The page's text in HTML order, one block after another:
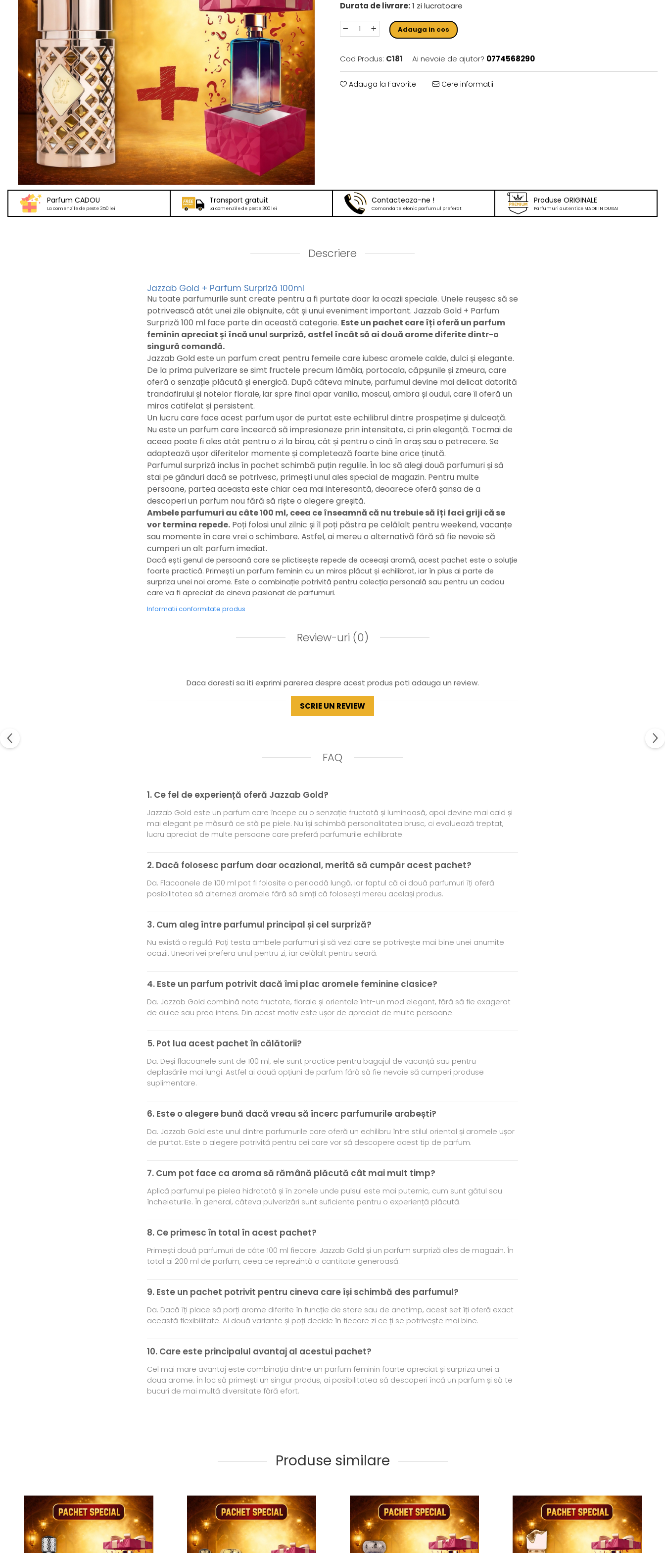
Durata de livrare:1 zi lucratoare
Adauga in cos
Cod Produs: C181 Ai nevoie de ajutor? 0774568290
Adauga la Favorite Cere informatii
Parfum CADOU
La comenzile de peste 350 lei
Transport gratuit
La comenzile de peste 300 lei
Contacteaza-ne !
Comanda telefonic parfumul preferat
Produse ORIGINALE
Parfumuri autentice MADE IN DUBAI
Descriere
Jazzab Gold + Parfum Surpriză 100ml
Nu toate parfumurile sunt create pentru a fi purtate doar la ocazii speciale. Unele reușesc să se
potrivească atât unei zile obișnuite, cât și unui eveniment important. Jazzab Gold + Parfum
Surpriză 100 ml face parte din această categorie. Este un pachet care îți oferă un parfum
feminin apreciat și încă unul surpriză, astfel încât să ai două arome diferite dintr-o
singură comandă.
Jazzab Gold este un parfum creat pentru femeile care iubesc aromele calde, dulci și elegante.
De la prima pulverizare se simt fructele precum lămâia, portocala, căpșunile și zmeura, care
oferă o senzație plăcută și energică. După câteva minute, parfumul devine mai delicat datorită
trandafirului și notelor florale, iar spre final apar vanilia, moscul, ambra și oudul, care îi oferă un
miros catifelat și persistent.
Un lucru care face acest parfum ușor de purtat este echilibrul dintre prospețime și dulceață.
Nu este un parfum care încearcă să impresioneze prin intensitate, ci prin eleganță. Tocmai de
aceea poate fi ales atât pentru o zi la birou, cât și pentru o cină în oraș sau o petrecere. Se
adaptează ușor diferitelor momente și completează foarte bine orice ținută.
Parfumul surpriză inclus în pachet schimbă puțin regulile. În loc să alegi două parfumuri și să
stai pe gânduri dacă se potrivesc, primești unul ales special de magazin. Pentru multe
persoane, partea aceasta este chiar cea mai interesantă, deoarece oferă șansa de a
descoperi un parfum nou fără să riște o alegere greșită.
Ambele parfumuri au câte 100 ml, ceea ce înseamnă că nu trebuie să îți faci griji că se
vor termina repede. Poți folosi unul zilnic și îl poți păstra pe celălalt pentru weekend, vacanțe
sau momente în care vrei o schimbare. Astfel, ai mereu o alternativă fără să fie nevoie să
cumperi un alt parfum imediat.
Dacă ești genul de persoană care se plictisește repede de aceeași aromă, acest pachet este o soluție
foarte practică. Primești un parfum feminin cu un miros plăcut și echilibrat, iar în plus ai parte de
surpriza unei noi arome. Este o combinație potrivită pentru colecția personală sau pentru un cadou
care va fi apreciat de cineva pasionat de parfumuri.
Informatii conformitate produs
Review-uri (0)
Daca doresti sa iti exprimi parerea despre acest produs poti adauga un review.
SCRIE UN REVIEW
FAQ
1. Ce fel de experiență oferă Jazzab Gold?
Jazzab Gold este un parfum care începe cu o senzație fructată și luminoasă, apoi devine mai cald și
mai elegant pe măsură ce stă pe piele. Nu își schimbă personalitatea brusc, ci evoluează treptat,
lucru apreciat de multe persoane care preferă parfumurile echilibrate.
2. Dacă folosesc parfum doar ocazional, merită să cumpăr acest pachet?
Da. Flacoanele de 100 ml pot fi folosite o perioadă lungă, iar faptul că ai două parfumuri îți oferă
posibilitatea să alternezi aromele fără să simți că folosești mereu același produs.
3. Cum aleg între parfumul principal și cel surpriză?
Nu există o regulă. Poți testa ambele parfumuri și să vezi care se potrivește mai bine unei anumite
ocazii. Uneori vei prefera unul pentru zi, iar celălalt pentru seară.
4. Este un parfum potrivit dacă îmi plac aromele feminine clasice?
Da. Jazzab Gold combină note fructate, florale și orientale într-un mod elegant, fără să fie exagerat
de dulce sau prea intens. Din acest motiv este ușor de apreciat de multe persoane.
5. Pot lua acest pachet în călătorii?
Da. Deși flacoanele sunt de 100 ml, ele sunt practice pentru bagajul de vacanță sau pentru
deplasările mai lungi. Astfel ai două opțiuni de parfum fără să fie nevoie să cumperi produse
suplimentare.
6. Este o alegere bună dacă vreau să încerc parfumurile arabești?
Da. Jazzab Gold este unul dintre parfumurile care oferă un echilibru între stilul oriental și aromele ușor
de purtat. Este o alegere potrivită pentru cei care vor să descopere acest tip de parfum.
7. Cum pot face ca aroma să rămână plăcută cât mai mult timp?
Aplică parfumul pe pielea hidratată și în zonele unde pulsul este mai puternic, cum sunt gâtul sau
încheieturile. În general, câteva pulverizări sunt suficiente pentru o experiență plăcută.
8. Ce primesc în total în acest pachet?
Primești două parfumuri de câte 100 ml fiecare: Jazzab Gold și un parfum surpriză ales de magazin. În
total ai 200 ml de parfum, ceea ce reprezintă o cantitate generoasă.
9. Este un pachet potrivit pentru cineva care își schimbă des parfumul?
Da. Dacă îți place să porți arome diferite în funcție de stare sau de anotimp, acest set îți oferă exact
această flexibilitate. Ai două variante și poți decide în fiecare zi ce ți se potrivește mai bine.
10. Care este principalul avantaj al acestui pachet?
Cel mai mare avantaj este combinația dintre un parfum feminin foarte apreciat și surpriza unei a
doua arome. În loc să primești un singur produs, ai posibilitatea să descoperi încă un parfum și să te
bucuri de mai multă diversitate fără efort.
Produse similare